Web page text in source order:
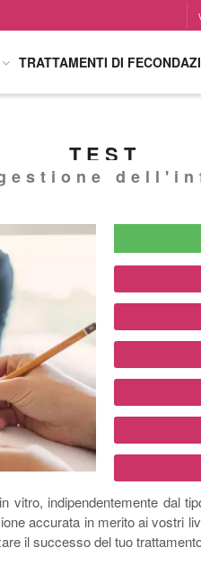
TRATTAMENTI DI
TEST
indipendentemente dal
accurata in merito ai vostri
il successo del tuo